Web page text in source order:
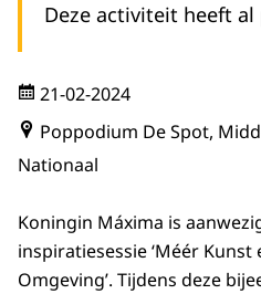
Deze activiteit heeft
21-02-2024
Poppodium De Spot,
Nationaal
Koningin Máxima is
inspiratiesessie ‘Méér
Omgeving’. Tijdens deze